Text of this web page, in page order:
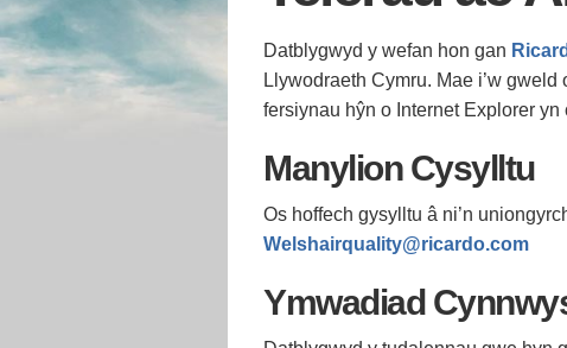
Datblygwyd y wefan hon gan
Llywodraeth Cymru. Mae i’w
fersiynau hŷn o Internet Explorer
Manylion Cysylltu
Os hoffech gysylltu â ni’n
Welshairquality@ricardo.com
Ymwadiad